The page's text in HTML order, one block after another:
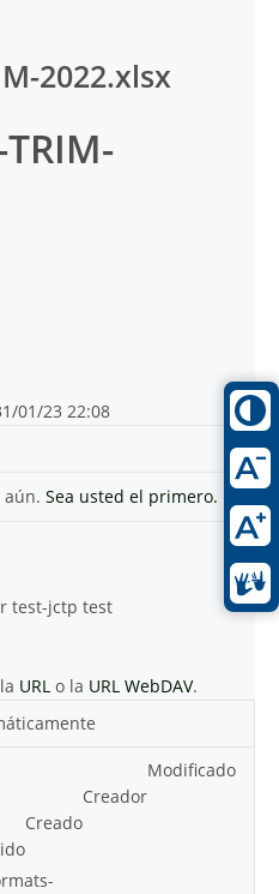
2022.xlsx
01/23 22:08
Sea usted el primero.
test-jctp test
URL o la URL WebDAV.
Modificado
Creador
Creado